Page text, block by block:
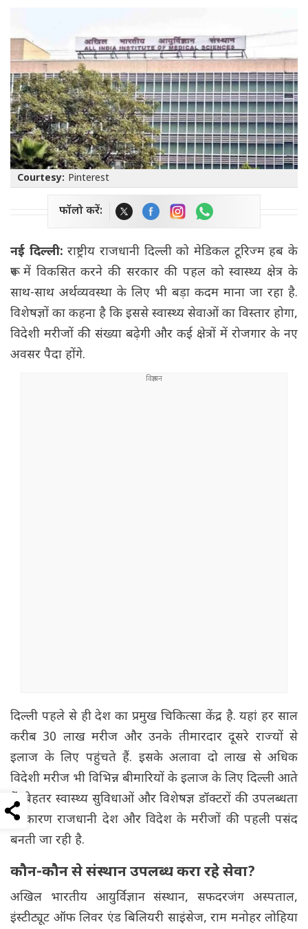
Courtesy: Pinterest
फॉलो करें:
नई दिल्ली:राष्ट्रीय राजधानी दिल्ली को मेडिकल टूरिज्म हब के
रूप में विकसित करने की सरकार की पहल को स्वास्थ्य क्षेत्र के
साथ-साथ अर्थव्यवस्था के लिए भी बड़ा कदम माना जा रहा है.
विशेषज्ञों का कहना है कि इससे स्वास्थ्य सेवाओं का विस्तार होगा,
विदेशी मरीजों की संख्या बढ़ेगी और कई क्षेत्रों में रोजगार के नए
अवसर पैदा होंगे.
दिल्ली पहले से ही देश का प्रमुख चिकित्सा केंद्र है. यहां हर साल
करीब 30 लाख मरीज और उनके तीमारदार दूसरे राज्यों से
इलाज के लिए पहुंचते हैं. इसके अलावा दो लाख से अधिक
विदेशी मरीज भी विभिन्न बीमारियों के इलाज के लिए दिल्ली आते
हैं. बेहतर स्वास्थ्य सुविधाओं और विशेषज्ञ डॉक्टरों की उपलब्धता
के कारण राजधानी देश और विदेश के मरीजों की पहली पसंद
बनती जा रही है.
कौन-कौन से संस्थान उपलब्ध करा रहे सेवा?
अखिल भारतीय आयुर्विज्ञान संस्थान, सफदरजंग अस्पताल,
इंस्टीट्यूट ऑफ लिवर एंड बिलियरी साइंसेज, राम मनोहर लोहिया